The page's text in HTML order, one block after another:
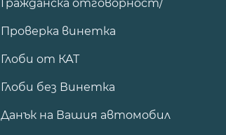
Гражданска отговорност/
Проверка винетка
Глоби от КАТ
Глоби без Винетка
Данък на Вашия автомобил